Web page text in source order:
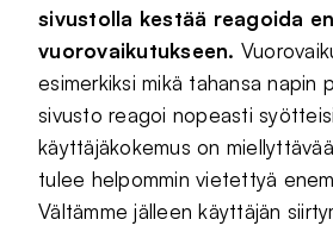
sivustolla kestää reagoida
vuorovaikutukseen.
esimerkiksi mikä tahansa napin
sivusto reagoi nopeasti
käyttäjäkokemus on
tulee helpommin vietettyä
Vältämme jälleen käyttäjän